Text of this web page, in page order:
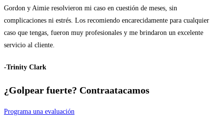
Gordon y Aimie resolvieron mi caso en cuestión de meses, sin
complicaciones ni estrés. Los recomiendo encarecidamente para cualquier
caso que tengas, fueron muy profesionales y me brindaron un excelente
servicio al cliente.
-Trinity Clark
¿Golpear fuerte? Contraatacamos
Programa una evaluación